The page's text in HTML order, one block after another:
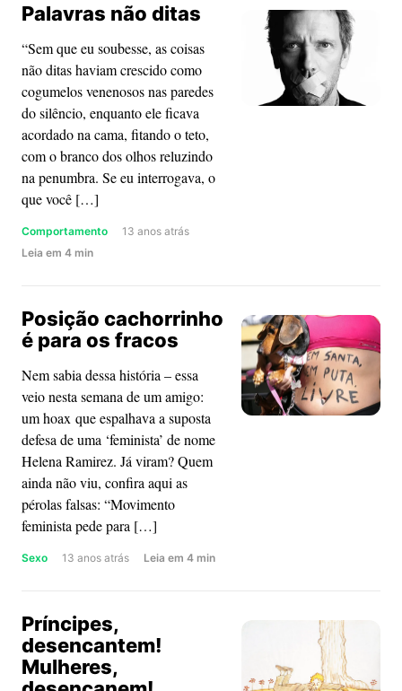
traição:
tem?
Palavras não ditas
“Sem que eu soubesse, as coisas
não ditas haviam crescido como
cogumelos venenosos nas paredes
do silêncio, enquanto ele ficava
acordado na cama, fitando o teto,
com o branco dos olhos reluzindo
na penumbra. Se eu interrogava, o
que você […]
Comportamento
13 anos atrás
Leia about
ditas
em 4 min
Posição cachorrinho
é para os fracos
Nem sabia dessa história – essa
veio nesta semana de um amigo:
um hoax que espalhava a suposta
defesa de uma ‘feminista’ de nome
Helena Ramirez. Já viram? Quem
ainda não viu, confira aqui as
pérolas falsas: “Movimento
feminista pede para […]
Sexo 13 anos atrás Leia about
em 4 min
Príncipes,
desencantem!
Mulheres,